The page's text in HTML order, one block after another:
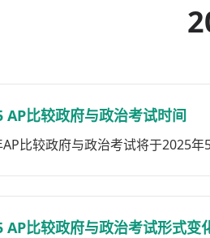
AP比较政府与政治考试时间
比较政府与政治考试将于2025
AP比较政府与政治考试形式变